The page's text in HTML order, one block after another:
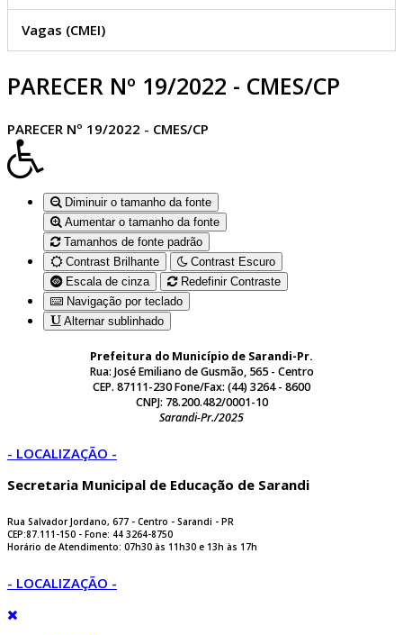
Vagas (CMEI)
PARECER Nº 19/2022 - CMES/CP
PARECER Nº 19/2022 - CMES/CP
Diminuir o tamanho da fonte
Aumentar o tamanho da fonte
Tamanhos de fonte padrão
Contrast Brilhante
Contrast Escuro
Escala de cinza
Redefinir Contraste
Navigação por teclado
Alternar sublinhado
Prefeitura do Município de Sarandi-Pr.
Rua: José Emiliano de Gusmão, 565 - Centro
CEP. 87111-230 Fone/Fax: (44) 3264 - 8600
CNPJ: 78.200.482/0001-10
Sarandi-Pr./2025
- LOCALIZAÇÃO -
Secretaria Municipal de Educação de Sarandi
Rua Salvador Jordano, 677 - Centro - Sarandi - PR
CEP:87.111-150 - Fone: 44 3264-8750
Horário de Atendimento: 07h30 às 11h30 e 13h às 17h
- LOCALIZAÇÃO -